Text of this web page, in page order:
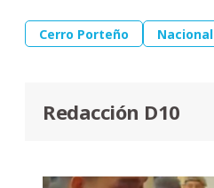
Cerro Porteño Nacional
Redacción D10